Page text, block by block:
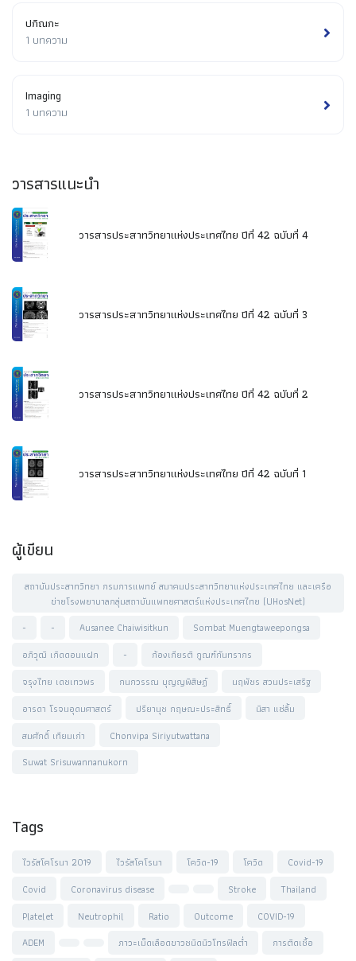
ปกิณกะ
1 บทความ
Imaging
1 บทความ
วารสารแนะนำ
วารสารประสาทวิทยาแห่งประเทศไทย ปีที่ 42 ฉบับที่ 4
วารสารประสาทวิทยาแห่งประเทศไทย ปีที่ 42 ฉบับที่ 3
วารสารประสาทวิทยาแห่งประเทศไทย ปีที่ 42 ฉบับที่ 2
วารสารประสาทวิทยาแห่งประเทศไทย ปีที่ 42 ฉบับที่ 1
ผู้เขียน
สถาบันประสาทวิทยา กรมการแพทย์ สมาคมประสาทวิทยาแห่งประเทศไทย และเครือ
ข่ายโรงพยาบาลกลุ่มสถาบันแพทยศาสตร์แห่งประเทศไทย (UHosNet)
-
- Ausanee Chaiwisitkun
Sombat Muengtaweepongsa
อภิวุฒิ เกิดดอนแฝก
-
ก้องเกียรติ กูณฑ์กันทรากร
จรุงไทย เดชเทวพร
กนกวรรณ บุญญพิสิษฏ์
นฤพัชร สวนประเสริฐ
อารดา โรจนอุดมศาสตร์
ปรียานุช กฤษณะประสิทธิ์
นิสา แซ่ลิ้ม
สมศักดิ์ เทียมเก่า
Chonvipa Siriyutwattana
Suwat Srisuwannanukorn
Tags
ไวรัสโคโรนา 2019 ไวรัสโคโรนา โควิด-19 โควิด
Covid-19
Covid
Coronavirus disease Stroke
Thailand
Platelet
Neutrophil Ratio Outcome
COVID-19
ADEM
ภาวะเม็ดเลือดขาวชนิดนิวโทรฟิลต่ำ
การติดเชื้อ